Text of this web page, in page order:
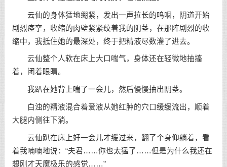
云仙的身体猛地绷紧，发出一声拉长的呜咽，阴道开始
剧烈痉挛，收缩的肉壁紧紧绞着我的阴茎，在那阵剧烈的收
缩中，我抵住她的最深处，终于把精液尽数灌了进去。
云仙整个人软在床上大口喘气，身体还在轻微地抽搐
着，闭着眼睛。
我趴在她背上喘了一会儿，然后慢慢抽出阴茎。
白浊的精液混合着爱液从她红肿的穴口缓缓流出，顺着
大腿内侧往下淌。
云仙趴在床上好一会儿才缓过来，翻了个身仰躺着，看
着我喃喃地说：“夫君……你也太猛了……但是为什么我还在
想刚才天魔极乐的感觉……”